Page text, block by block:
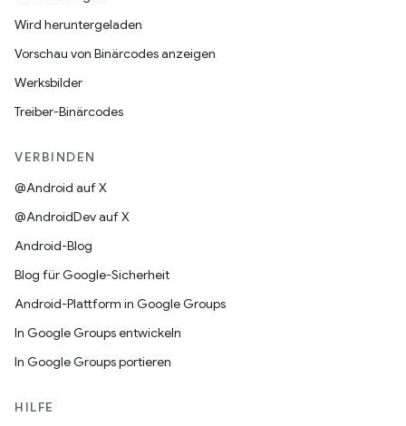
Wird heruntergeladen
Vorschau von Binärcodes anzeigen
Werksbilder
Treiber-Binärcodes
VERBINDEN
@Android auf X
@AndroidDev auf X
Android-Blog
Blog für Google-Sicherheit
Android-Plattform in Google Groups
In Google Groups entwickeln
In Google Groups portieren
HILFE